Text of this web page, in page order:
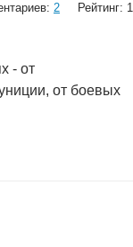
2 Рейтинг: 1
- от
от боевых